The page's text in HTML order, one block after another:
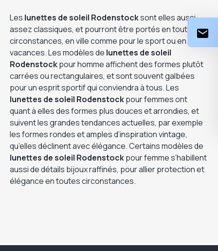
Les lunettes de soleil Rodenstocksont elles aussi
assez classiques, et pourront être portés en toutes
circonstances, en ville comme pour le sport ou en
vacances. Les modèles de lunettes de soleil
Rodenstockpour homme affichent des formes plutôt
carrées ou rectangulaires, et sont souvent galbées
pour un esprit sportif qui conviendra à tous. Les
lunettes de soleil Rodenstockpour femmes ont
quant à elles des formes plus douces et arrondies, et
suivent les grandes tendances actuelles, par exemple
les formes rondes et amples d’inspiration vintage,
qu’elles déclinent avec élégance. Certains modèles de
lunettes de soleil Rodenstockpour femme s’habillent
aussi de détails bijoux raffinés, pour allier protection et
élégance en toutes circonstances.